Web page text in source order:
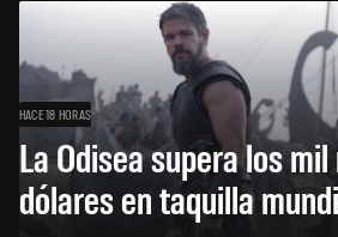
HACE 18 HORAS
La Odisea supera los
dólares en taquilla